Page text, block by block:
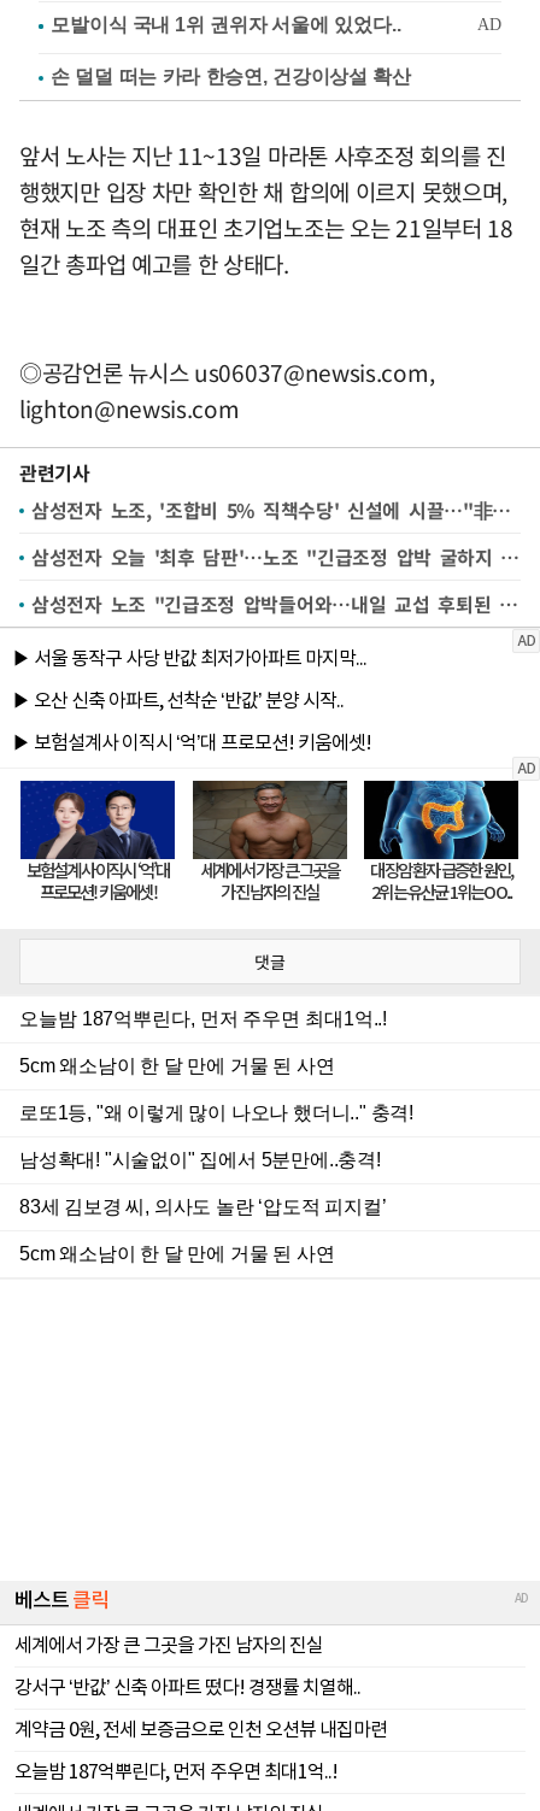
손 덜덜 떠는 카라 한승연, 건강이상설 확산
앞서 노사는 지난 11~13일 마라톤 사후조정 회의를 진
행했지만 입장 차만 확인한 채 합의에 이르지 못했으며,
현재 노조 측의 대표인 초기업노조는 오는 21일부터 18
일간 총파업 예고를 한 상태다.
◎공감언론 뉴시스us06037@newsis.com,
lighton@newsis.com
관련기사
삼성전자 노조, '조합비 5% 직책수당' 신설에 시끌…"非반도체는 엑소더스 행렬"
삼성전자 오늘 '최후 담판'…노조 "긴급조정 압박 굴하지 않아, 후퇴없어" 팽팽
삼성전자 노조 "긴급조정 압박들어와…내일 교섭 후퇴된 조정안 나오면 합의못해" 주장
댓글